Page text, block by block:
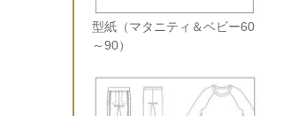
型紙（マタニティ＆ベビー60
～90）